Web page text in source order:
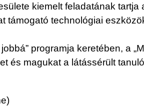
kiemelt feladatának tartja
támogató technológiai
programja keretében, a
és magukat a látássérült